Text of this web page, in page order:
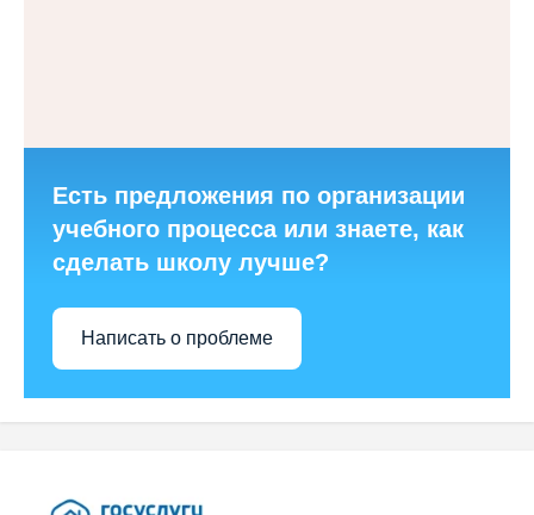
Есть предложения по организации
учебного процесса или знаете, как
сделать школу лучше?
Написать о проблеме